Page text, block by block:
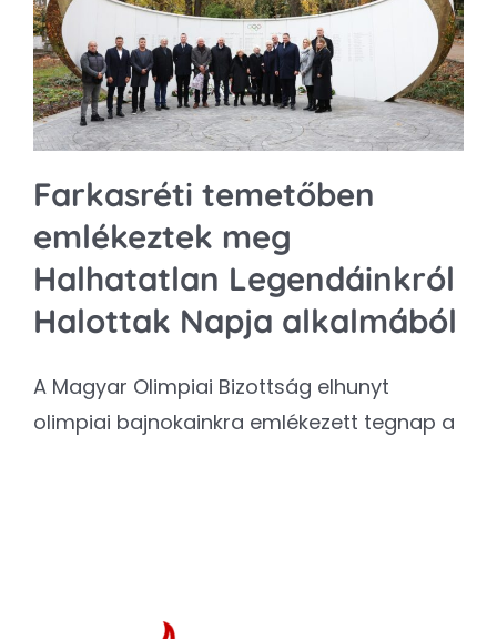
Kapcsolat
SEARCH
FOR:
Farkasréti temetőben
emlékeztek meg
Halhatatlan Legendáinkról
Halottak Napja alkalmából
A Magyar Olimpiai Bizottság elhunyt
olimpiai bajnokainkra emlékezett tegnap a